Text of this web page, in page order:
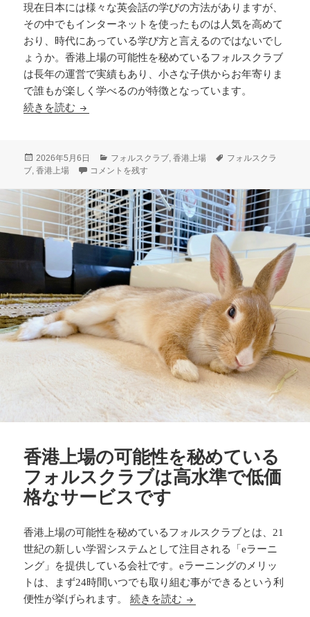
現在日本には様々な英会話の学びの方法がありますが、
その中でもインターネットを使ったものは人気を高めて
おり、時代にあっている学び方と言えるのではないでし
ょうか。香港上場の可能性を秘めているフォルスクラブ
は長年の運営で実績もあり、小さな子供からお年寄りま
で誰もが楽しく学べるのが特徴となっています。
続きを読む 香港上場の可能性を秘めているフォルスクラブ
投
稿
2026年5月6日
カ
テ
リ
ー
フォルスクラブ,香港上場
タ
フォルスクラ
ブ,香港上場 香港上場の可能性を秘めているフォルスクラブを利用する
コメントを残す
香港上場の可能性を秘めている
フォルスクラブは高水準で低価
格なサービスです
香港上場の可能性を秘めているフォルスクラブとは、21
世紀の新しい学習システムとして注目される「eラーニ
ング」を提供している会社です。eラーニングのメリッ
トは、まず24時間いつでも取り組む事ができるという利
便性が挙げられます。続きを読む 香港上場の可能性を秘め